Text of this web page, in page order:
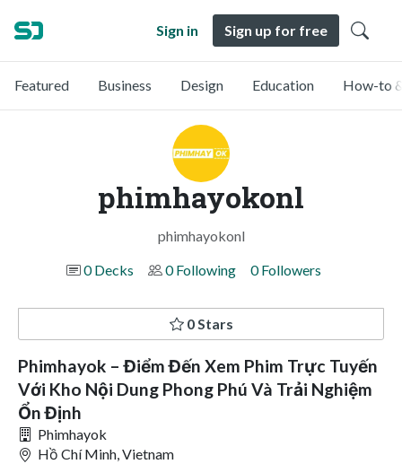
Sign in Sign up for free
Featured Business Design Education How-to
phimhayokonl
phimhayokonl
0 Decks
0 Following 0 Followers
0 Stars
Phimhayok – Điểm Đến Xem Phim Trực Tuyến
Với Kho Nội Dung Phong Phú Và Trải Nghiệm
Ổn Định
Phimhayok
Hồ Chí Minh, Vietnam